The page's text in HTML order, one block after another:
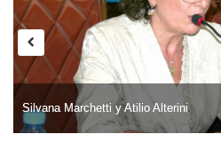
Silvana Marchetti y Atilio Alterini
Silvana Marchetti y Atilio Alterini